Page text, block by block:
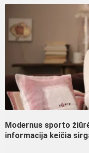
Modernus sporto
informacija keičia